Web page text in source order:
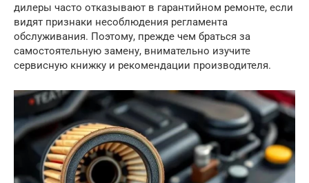
дилеры часто отказывают в гарантийном ремонте, если
видят признаки несоблюдения регламента
обслуживания. Поэтому, прежде чем браться за
самостоятельную замену, внимательно изучите
сервисную книжку и рекомендации производителя.